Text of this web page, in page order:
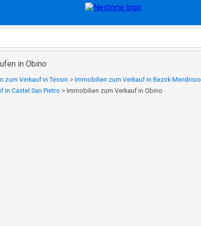
in Obino
zum Verkauf in Tessin > Immobilien zum Verkauf in Bezirk Mendrisio
in Castel San Pietro > Immobilien zum Verkauf in Obino